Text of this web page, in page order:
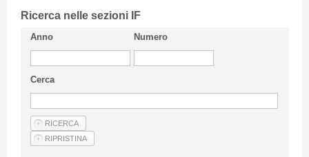
Short presentation CIFI
Guideline
Privacy & Policy
Articles
Ricerca nelle sezioni IF
Anno Numero
Cerca